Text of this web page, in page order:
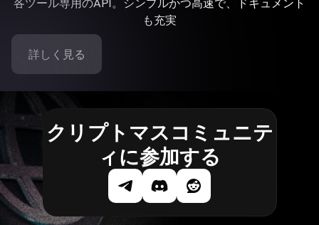
各ツール専用のAPI。シンプルかつ高速で、ドキュメント
も充実
詳しく見る
クリプトマスコミュニテ
ィに参加する